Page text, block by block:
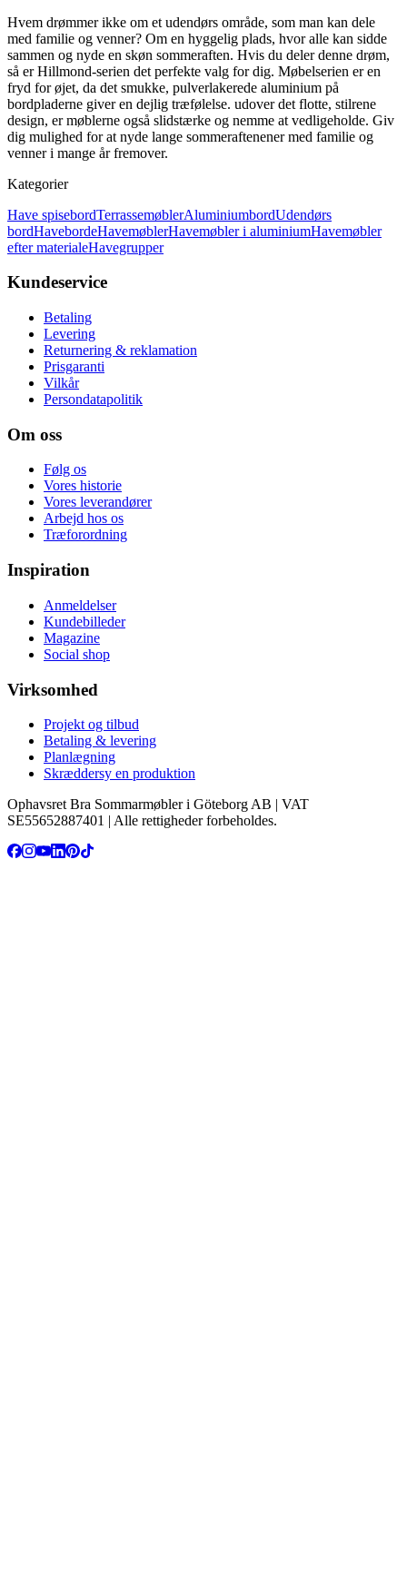
Hvem drømmer ikke om et udendørs område, som man kan dele
med familie og venner? Om en hyggelig plads, hvor alle kan sidde
sammen og nyde en skøn sommeraften. Hvis du deler denne drøm,
så er Hillmond-serien det perfekte valg for dig. Møbelserien er en
fryd for øjet, da det smukke, pulverlakerede aluminium på
bordpladerne giver en dejlig træfølelse. udover det flotte, stilrene
design, er møblerne også slidstærke og nemme at vedligeholde. Giv
dig mulighed for at nyde lange sommeraftenener med familie og
venner i mange år fremover.
Kategorier
Have spisebordTerrassemøblerAluminiumbordUdendørs
bordHavebordeHavemøblerHavemøbler i aluminiumHavemøbler
efter materialeHavegrupper
Kundeservice
Betaling
Levering
Returnering & reklamation
Prisgaranti
Vilkår
Persondatapolitik
Om oss
Følg os
Vores historie
Vores leverandører
Arbejd hos os
Træforordning
Inspiration
Anmeldelser
Kundebilleder
Magazine
Social shop
Virksomhed
Projekt og tilbud
Betaling & levering
Planlægning
Skræddersy en produktion
Ophavsret Bra Sommarmøbler i Göteborg AB | VAT
SE55652887401 | Alle rettigheder forbeholdes.